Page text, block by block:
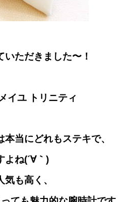
ただきました〜！
イユ トリニティ
当にどれもステキで、
よね(´∀｀)
も高く、